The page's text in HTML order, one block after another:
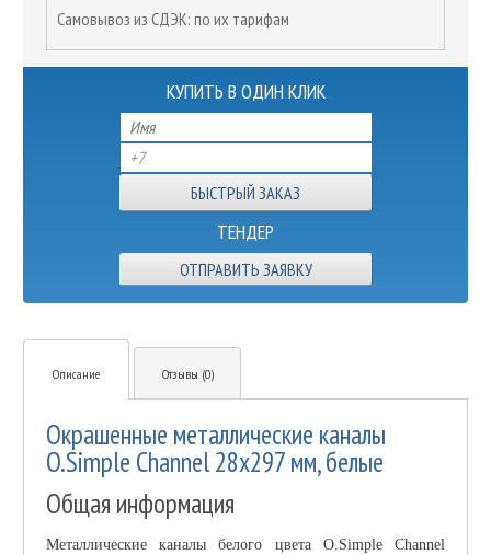
Самовывоз из СДЭК: по их тарифам
КУПИТЬ В ОДИН КЛИК
ТЕНДЕР
ОТПРАВИТЬ ЗАЯВКУ
Описание Отзывы (0)
Окрашенные металлические каналы
O.Simple Channel 28х297 мм, белые
Общая информация
Металлические каналы белого цвета O.Simple Channel